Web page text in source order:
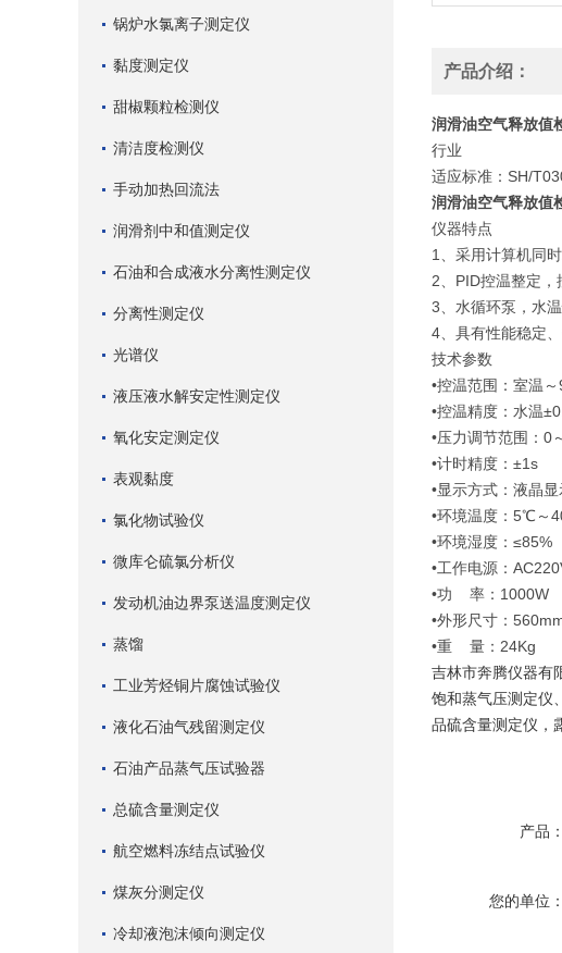
锅炉水氯离子测定仪
黏度测定仪
甜椒颗粒检测仪
清洁度检测仪
手动加热回流法
润滑剂中和值测定仪
石油和合成液水分离性测定仪
分离性测定仪
光谱仪
液压液水解安定性测定仪
氧化安定测定仪
表观黏度
氯化物试验仪
微库仑硫氯分析仪
发动机油边界泵送温度测定仪
蒸馏
工业芳烃铜片腐蚀试验仪
液化石油气残留测定仪
石油产品蒸气压试验器
总硫含量测定仪
航空燃料冻结点试验仪
煤灰分测定仪
冷却液泡沫倾向测定仪
产品介绍：
润滑油空气释放值
行业
适应标准：SH/
润滑油空气释放值
仪器特点
1、采用计算机同
2、PID控温整定，
3、水循环泵，水温
4、具有性能稳定
技术参数
•控温范围：室温
•控温精度：水
•压力调节范围：0
•计时精度：±1s
•显示方式：液晶显
•环境温度：5℃～
•环境湿度：≤85%
•工作电源：
•功 率：1000W
•外形尺寸：
•重 量：24Kg
吉林市奔腾仪器有
饱和蒸气压测定仪
品硫含量测定仪，
产品：
您的单位：